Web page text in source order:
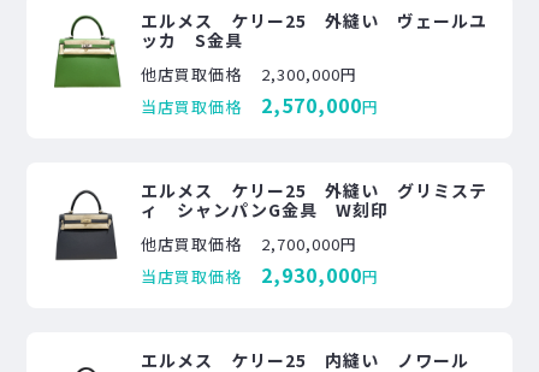
エルメス ケリー25 外縫い ヴェールユ
ッカ S金具
他店買取価格
2,300,000円
当店買取価格
2,570,000円
エルメス ケリー25 外縫い グリミステ
ィ シャンパンG金具 W刻印
他店買取価格
2,700,000円
当店買取価格
2,930,000円
エルメス ケリー25 内縫い ノワール